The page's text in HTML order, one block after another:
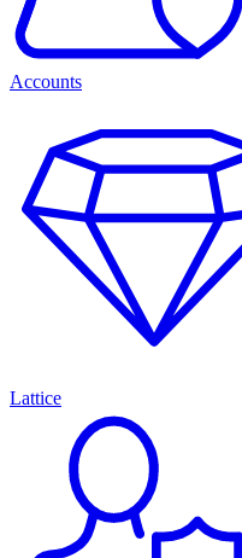
Accounts
Lattice